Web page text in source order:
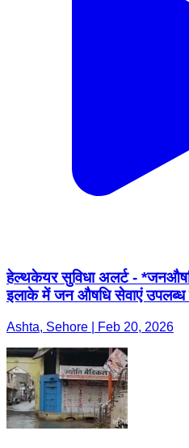
हेल्थकेयर सुविधा अलर्ट -
इलाके में जन औषधि सेवाएं उपलब्ध
Ashta, Sehore | Feb 20, 2026